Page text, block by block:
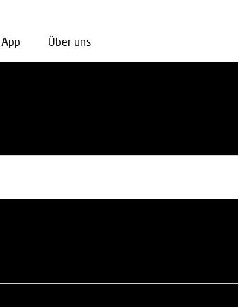
App Über uns